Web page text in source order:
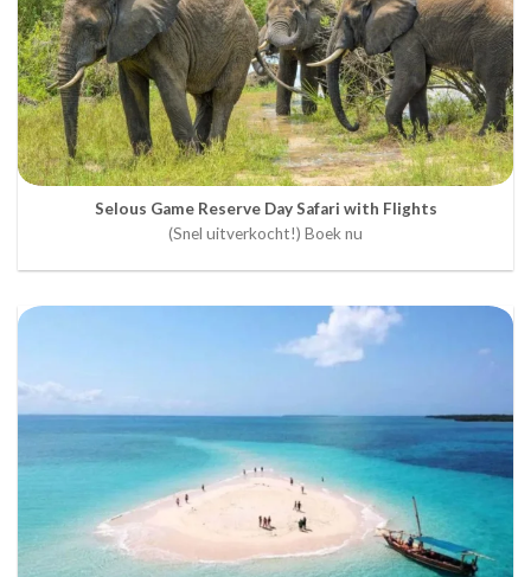
Selous Game Reserve Day Safari with Flights
(Snel uitverkocht!) Boek nu